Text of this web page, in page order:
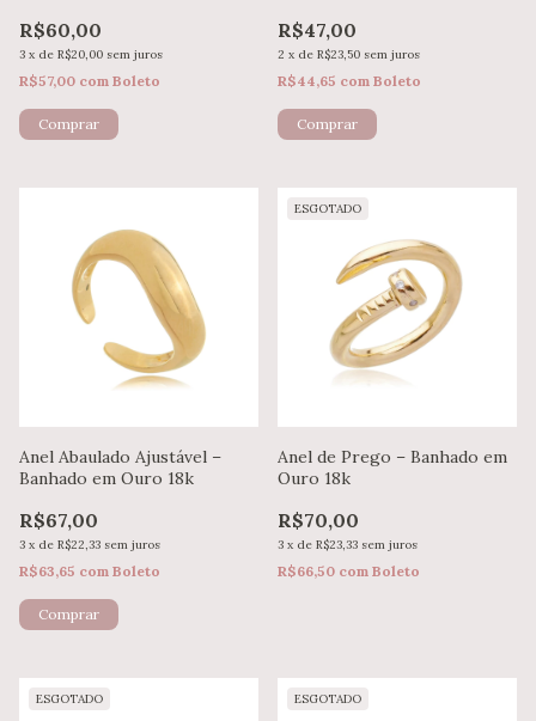
R$60,00
3 x de R$20,00 sem juros
R$57,00 com Boleto
R$47,00
2 x de R$23,50 sem juros
R$44,65 com Boleto
Anel Abaulado Ajustável –
Banhado em Ouro 18k
R$67,00
3 x de R$22,33 sem juros
R$63,65 com Boleto
ESGOTADO
Anel de Prego – Banhado em
Ouro 18k
R$70,00
3 x de R$23,33 sem juros
R$66,50 com Boleto
ESGOTADO ESGOTADO